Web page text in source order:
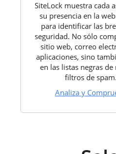
SiteLock muestra cada
su presencia en la
para identificar las
seguridad. No sólo
sitio web, correo
aplicaciones, sino
en las listas negras
filtros de spam.
Analiza y